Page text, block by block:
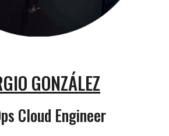
GONZÁLEZ
Cloud Engineer